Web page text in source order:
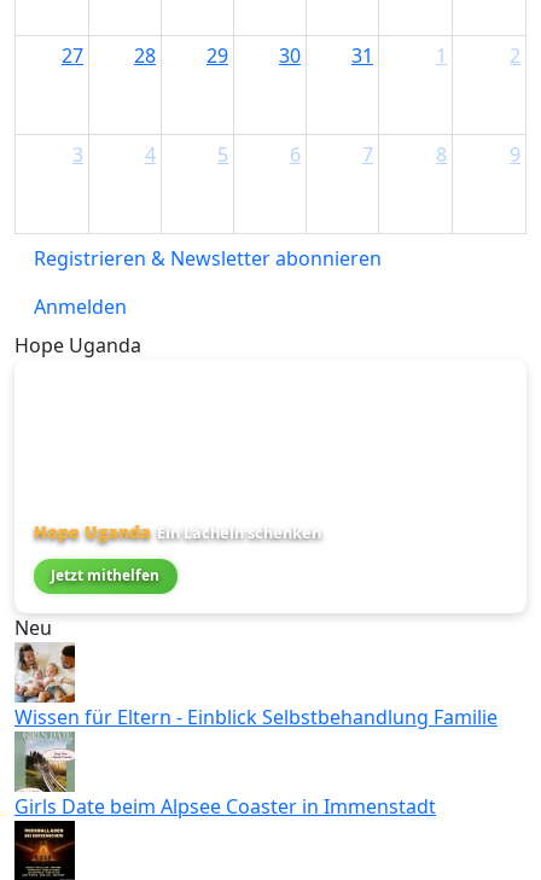
27 28 29 30 31 1 2
3 4 5 6 7 8 9
Registrieren & Newsletter abonnieren
Anmelden
Hope Uganda
Hope Uganda Ein Lächeln schenken
Jetzt mithelfen
Neu
Wissen für Eltern - Einblick Selbstbehandlung Familie
Girls Date beim Alpsee Coaster in Immenstadt